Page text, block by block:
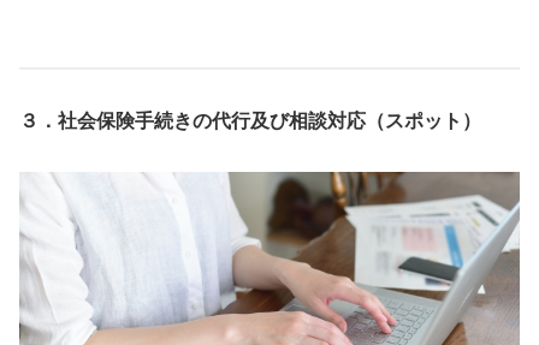
３．社会保険手続きの代行及び相談対応（スポット）